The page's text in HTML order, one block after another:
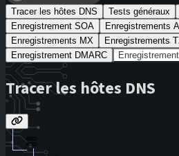
Tracer les hôtes DNS Tests généraux
Enregistrement SOA
Enregistrements
Enregistrements MX
Enregistrements
Enregistrement DMARC
Tracer les hôtes DNS